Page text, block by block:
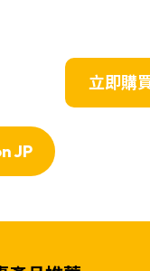
立即購
JP